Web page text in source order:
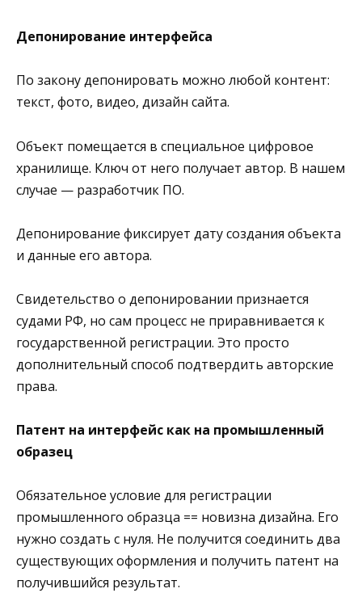
Депонирование интерфейса
По закону депонировать можно любой контент:
текст, фото, видео, дизайн сайта.
Объект помещается в специальное цифровое
хранилище. Ключ от него получает автор. В нашем
случае — разработчик ПО.
Депонирование фиксирует дату создания объекта
и данные его автора.
Свидетельство о депонировании признается
судами РФ, но сам процесс не приравнивается к
государственной регистрации. Это просто
дополнительный способ подтвердить авторские
права.
Патент на интерфейс как на промышленный
образец
Обязательное условие для регистрации
промышленного образца == новизна дизайна. Его
нужно создать с нуля. Не получится соединить два
существующих оформления и получить патент на
получившийся результат.